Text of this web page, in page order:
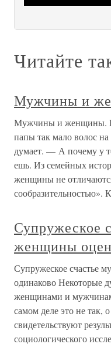
Читайте
Мужчины и
Мужчины и женщины.
папы так мало волос
думает. — А почему у
ешь. Из семейных
женщины не
сообразительностью».
Супружеское
женщины
Супружеское счастье
одинаково Некоторые
женщинами и
самом деле это не так,
свидетельствуют
социологического